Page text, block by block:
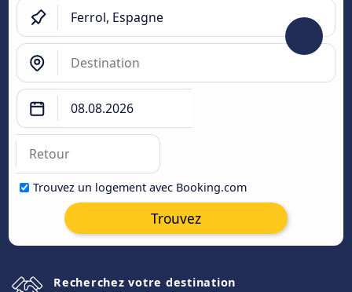
Trouvez un logement avec Booking.com
Trouvez
Recherchez votre destination